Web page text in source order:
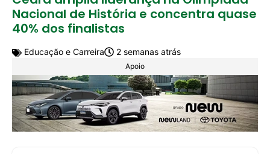
Nacional de História e concentra quase
40% dos finalistas
Educação e Carreira 2 semanas atrás
Apoio